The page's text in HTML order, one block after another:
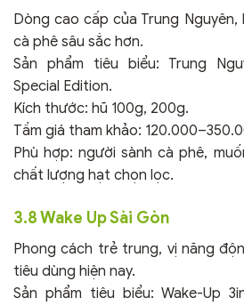
Dòng cao cấp của Trung
cà phê sâu sắc hơn.
Sản phẩm tiêu biểu: Trung
Special Edition.
Kích thước: hũ 100g, 200g.
Tầm giá tham khảo:
Phù hợp: người sành cà phê,
chất lượng hạt chọn lọc.
3.8 Wake Up Sài Gòn
Phong cách trẻ trung, vị năng
tiêu dùng hiện nay.
Sản phẩm tiêu biểu: Wake-Up